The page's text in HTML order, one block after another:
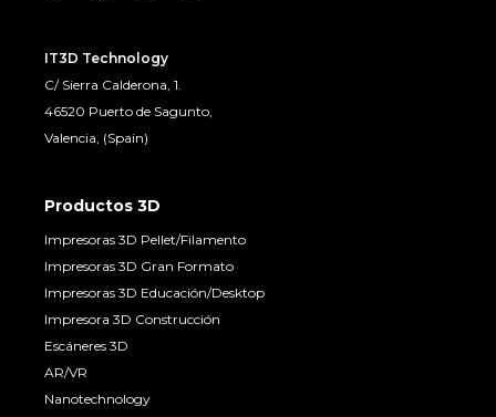
IT3D Technology
C/ Sierra Calderona, 1.
46520 Puerto de Sagunto,
Valencia, (Spain)
Productos 3D
Impresoras 3D Pellet/Filamento
Impresoras 3D Gran Formato
Impresoras 3D Educación/Desktop
Impresora 3D Construcción
Escáneres 3D
AR/VR
Nanotechnology